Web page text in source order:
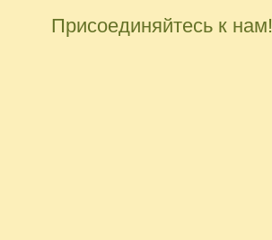
Присоединяйтесь к нам!